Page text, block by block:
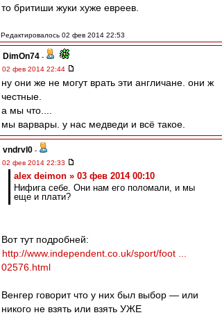
то бритиши жуки хуже евреев.
Редактировалось 02 фев 2014 22:53
DimOn74 -
02 фев 2014 22:44
ну они же не могут врать эти англичане. они ж
честные.
а мы что....
мы варвары. у нас медведи и всё такое.
vndrvl0 -
02 фев 2014 22:33
alex deimon » 03 фев 2014 00:10
Нифига себе. Они нам его поломали, и мы
еще и плати?
Вот тут подробней:
http://www.independent.co.uk/sport/foot ...
02576.html
Венгер говорит что у них был выбор — или
никого не взять или взять УЖЕ